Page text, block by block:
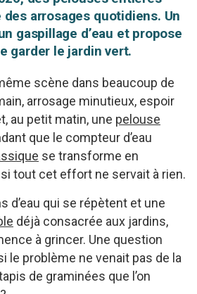
arrosages quotidiens. Un
gaspillage d’eau et propose
garder le jardin vert.
scène dans beaucoup de
arrosage minutieux, espoir
au petit matin, une pelouse
que le compteur d’eau
se transforme en
tout cet effort ne servait à rien.
d’eau qui se répètent et une
déjà consacrée aux jardins,
à grincer. Une question
le problème ne venait pas de la
de graminées que l’on